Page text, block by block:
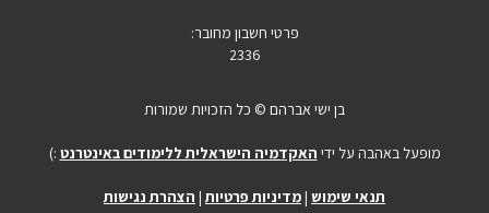
פרטי חשבון מחובר:
2336
בן ישי אברהם © כל הזכויות שמורות
מופעל באהבה על ידי האקדמיה הישראלית ללימודים באינטרנט :)
תנאי שימוש | מדיניות פרטיות | הצהרת נגישות